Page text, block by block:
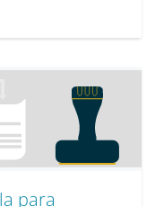
para